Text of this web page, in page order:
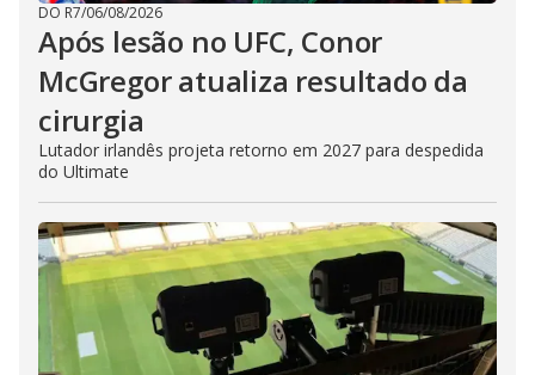
DO R7/06/08/2026
Após lesão no UFC, Conor
McGregor atualiza resultado da
cirurgia
Lutador irlandês projeta retorno em 2027 para despedida
do Ultimate